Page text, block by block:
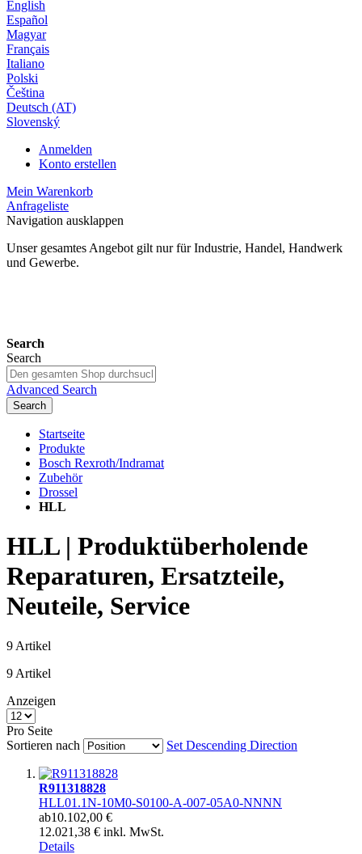
English
Español
Magyar
Français
Italiano
Polski
Čeština
Deutsch (AT)
Slovenský
Anmelden
Konto erstellen
Mein Warenkorb
Anfrageliste
Navigation ausklappen
Unser gesamtes Angebot gilt nur für Industrie, Handel, Handwerk
und Gewerbe.
Search
Search
Advanced Search
Search
Startseite
Produkte
Bosch Rexroth/Indramat
Zubehör
Drossel
HLL
HLL | Produktüberholende
Reparaturen, Ersatzteile,
Neuteile, Service
9 Artikel
9 Artikel
Anzeigen
Pro Seite
Sortieren nach
Set Descending Direction
R911318828
HLL01.1N-10M0-S0100-A-007-05A0-NNNN
ab10.102,00 €
12.021,38 € inkl. MwSt.
Details